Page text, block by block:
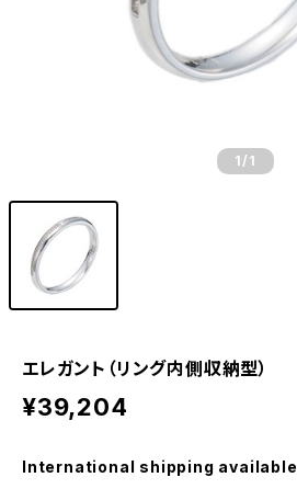
1 /1
エレガント（リング内側収納型）
¥39,204
International shipping available